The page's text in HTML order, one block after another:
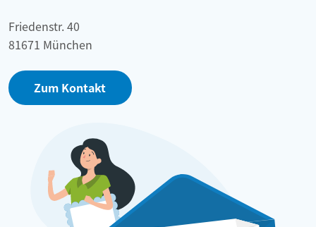
Friedenstr. 40
81671 München
Zum Kontakt